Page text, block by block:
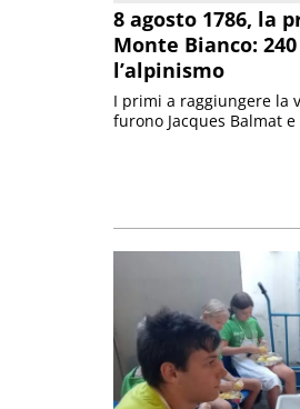
8 agosto 1786, la
Monte Bianco:
l’alpinismo
I primi a raggiungere la
furono Jacques Balmat